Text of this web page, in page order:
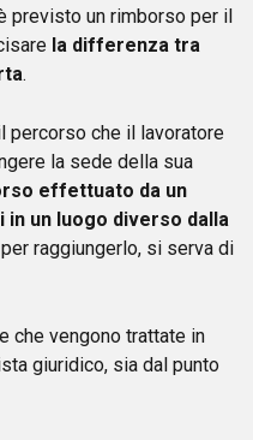
previsto un rimborso per il
la differenza tra
.
percorso che il lavoratore
la sede della sua
effettuato da un
in un luogo diverso dalla
raggiungerlo, si serva di
che vengono trattate in
giuridico, sia dal punto